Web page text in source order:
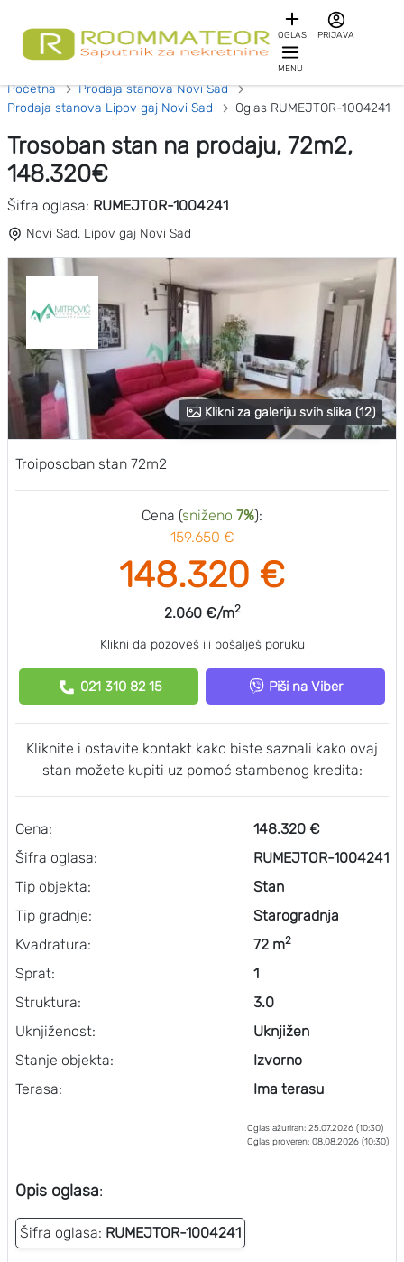
OGLAS PRIJAVA
MENU
Početna
Prodaja stanova Novi Sad
Prodaja stanova Lipov gaj Novi Sad
Oglas RUMEJTOR-1004241
Trosoban stan na prodaju, 72m2,
148.320€
Šifra oglasa: RUMEJTOR-1004241
Novi Sad, Lipov gaj Novi Sad
Klikni za galeriju svih slika (12)
Troiposoban stan 72m2
Cena (sniženo 7%):
159.650 €
148.320 €
2.060 €/m2
Klikni da pozoveš ili pošalješ poruku
021 310 82 15 Piši na Viber
Kliknite i ostavite kontakt kako biste saznali kako ovaj
stan možete kupiti uz pomoć stambenog kredita:
Cena:
Šifra oglasa:
Tip objekta:
Tip gradnje:
Kvadratura:
Sprat:
Struktura:
Uknjiženost:
Stanje objekta:
Terasa:
148.320 €
RUMEJTOR-1004241
Stan
Starogradnja
72 m2
1
3.0
Uknjižen
Izvorno
Ima terasu
Oglas ažuriran: 25.07.2026 (10:30)
Oglas proveren: 08.08.2026 (10:30)
Opis oglasa:
Šifra oglasa: RUMEJTOR-1004241